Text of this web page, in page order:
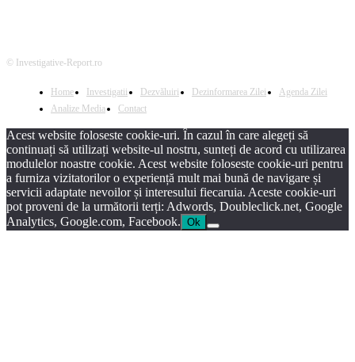
© Investigative-Report.ro
Home Investigatii Dezvăluiri Dezinformarea Zilei
Agenda Zilei
Analize Media
Contact
Acest website foloseste cookie-uri. În cazul în care alegeți să
continuați să utilizați website-ul nostru, sunteți de acord cu utilizarea
modulelor noastre cookie. Acest website foloseste cookie-uri pentru
a furniza vizitatorilor o experiență mult mai bună de navigare și
servicii adaptate nevoilor și interesului fiecaruia. Aceste cookie-uri
pot proveni de la următorii terți: Adwords, Doubleclick.net, Google
Analytics, Google.com, Facebook. Ok